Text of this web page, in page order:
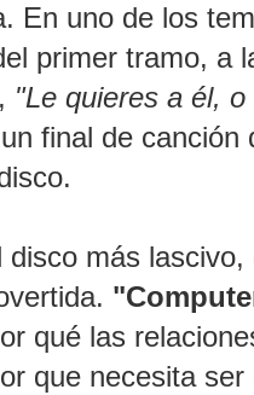
En uno de los
primer tramo, a
"Le quieres a él,
final de canción
más
qué las
que necesita